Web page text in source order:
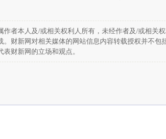
者本人及/或相关权利人所有，未经作者及/或相关权
财新网对相关媒体的网站信息内容转载授权并不包
财新网的立场和观点。